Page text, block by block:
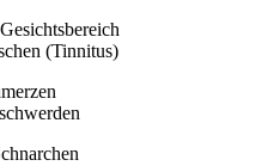
(Tinnitus)